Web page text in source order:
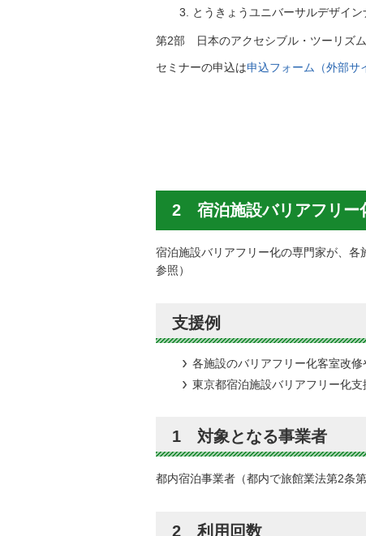
とうきょうユニバーサルデザイン
第2部 日本のアクセシブル・ツーリズ
セミナーの申込は申込フォーム（外部サ
2 宿泊施設バリアフリー
宿泊施設バリアフリー化の専門家が、
参照）
支援例
各施設のバリアフリー化客室改
東京都宿泊施設バリアフリー化
1 対象となる事業者
都内宿泊事業者（都内で旅館業法第2条
2 利用回数